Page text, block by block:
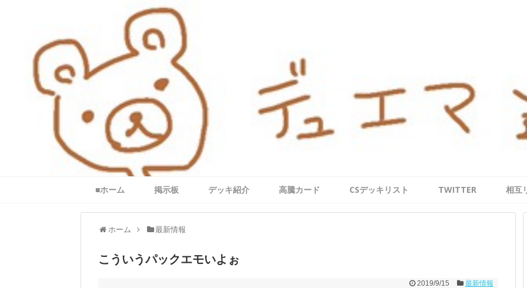
■ホーム 掲示板 デッキ紹介 高騰カード CSデッキリスト TWITTER 相互
ホーム 最新情報
こういうパックエモいよぉ
2019/9/15 最新情報